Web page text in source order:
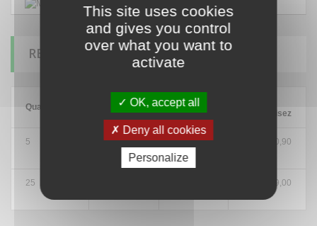
REMISE SUR LA QUANTITÉ
Quantité
Prix de
base
Prix
économisez
5 3,60 € 3,42 €
Jusqu'à 0,90
25
Jusqu'à 9,00
This site uses cookies
and gives you control
over what you want to
activate
OK, accept all
Deny all cookies
Personalize